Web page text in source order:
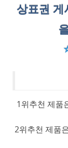
상표권 게
1위추천 제품
2위추천 제품